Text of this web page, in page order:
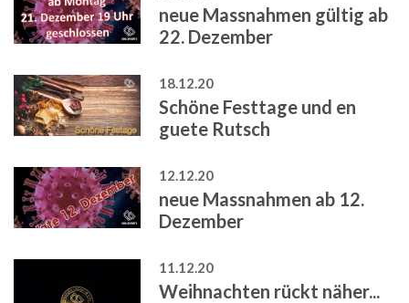
neue Massnahmen gültig ab
22. Dezember
18.12.20
Schöne Festtage und en
guete Rutsch
12.12.20
neue Massnahmen ab 12.
Dezember
11.12.20
Weihnachten rückt näher...